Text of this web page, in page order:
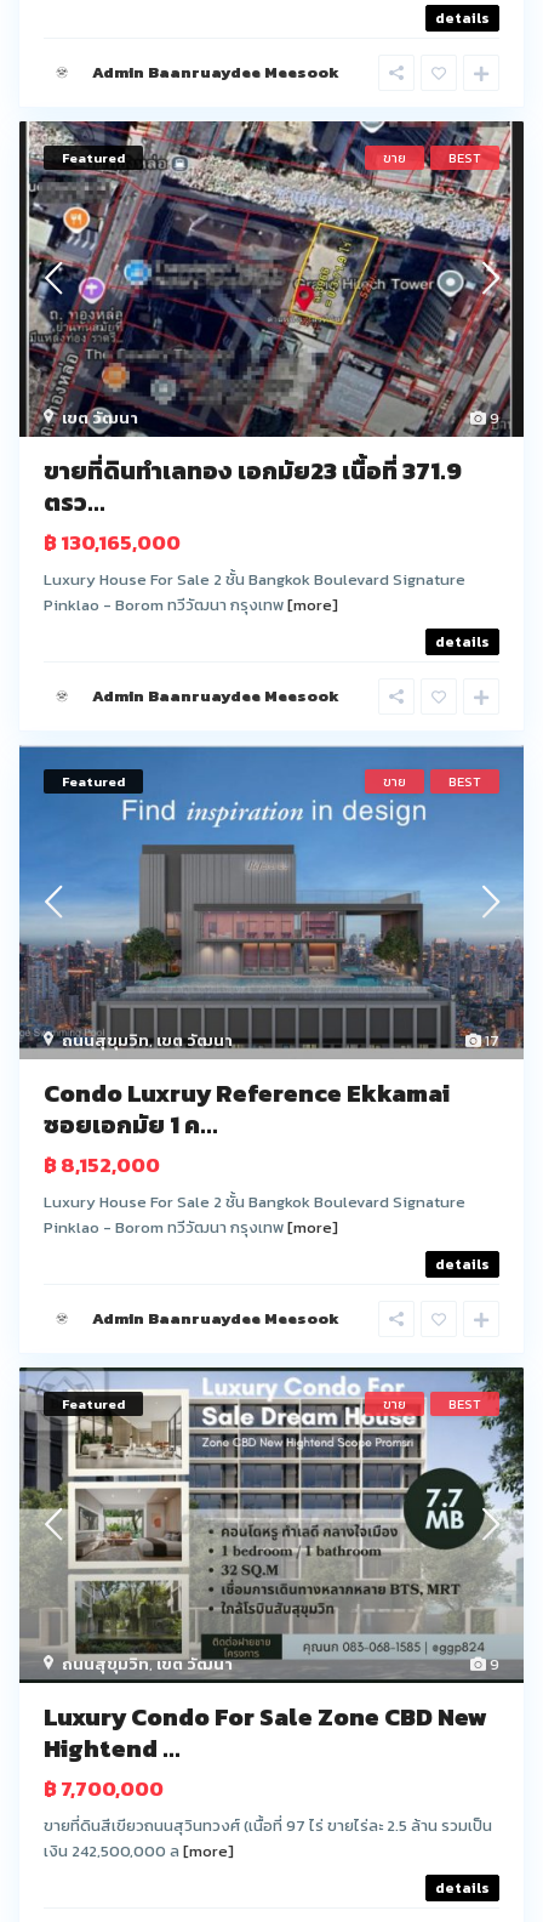
details
Admin Baanruaydee Meesook
9
เขต วัฒนา
Featured ขาย BEST
ขายที่ดินทำเลทอง เอกมัย23 เนื้อที่ 371.9
ตรว...
฿ 130,165,000
Luxury House For Sale 2 ชั้น Bangkok Boulevard Signature
Pinklao - Borom ทวีวัฒนา กรุงเทพ[more]
details
Admin Baanruaydee Meesook
17
ถนนสุขุมวิท,เขต วัฒนา
Featured ขาย BEST
Condo Luxruy Reference Ekkamai
ซอยเอกมัย 1 ค...
฿ 8,152,000
Luxury House For Sale 2 ชั้น Bangkok Boulevard Signature
Pinklao - Borom ทวีวัฒนา กรุงเทพ[more]
details
Admin Baanruaydee Meesook
9
ถนนสุขุมวิท,เขต วัฒนา
Featured ขาย BEST
Luxury Condo For Sale Zone CBD New
Hightend ...
฿ 7,700,000
ขายที่ดินสีเขียวถนนสุวินทวงศ์ (เนื้อที่ 97 ไร่ ขายไร่ละ 2.5 ล้าน รวมเป็น
เงิน 242,500,000 ล [more]
details